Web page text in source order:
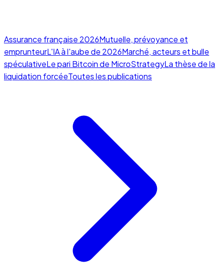
Assurance française 2026Mutuelle, prévoyance et
emprunteurL'IA à l'aube de 2026Marché, acteurs et bulle
spéculativeLe pari Bitcoin de MicroStrategyLa thèse de la
liquidation forcéeToutes les publications